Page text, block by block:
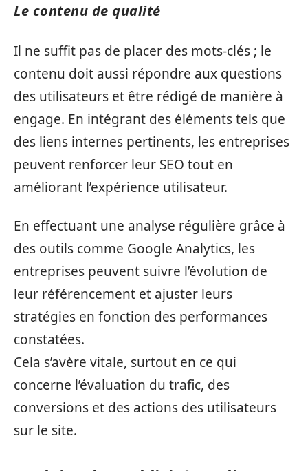
Le contenu de qualité
Il ne suffit pas de placer des mots-clés ; le
contenu doit aussi répondre aux questions
des utilisateurs et être rédigé de manière à
engage. En intégrant des éléments tels que
des liens internes pertinents, les entreprises
peuvent renforcer leur SEO tout en
améliorant l’expérience utilisateur.
En effectuant une analyse régulière grâce à
des outils comme Google Analytics, les
entreprises peuvent suivre l’évolution de
leur référencement et ajuster leurs
stratégies en fonction des performances
constatées.
Cela s’avère vitale, surtout en ce qui
concerne l’évaluation du trafic, des
conversions et des actions des utilisateurs
sur le site.